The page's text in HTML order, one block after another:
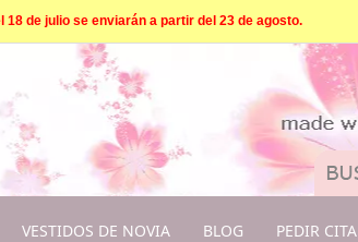
de julio se enviarán a partir del 23 de agosto.
VESTIDOS DE NOVIA BLOG PEDIR CITA